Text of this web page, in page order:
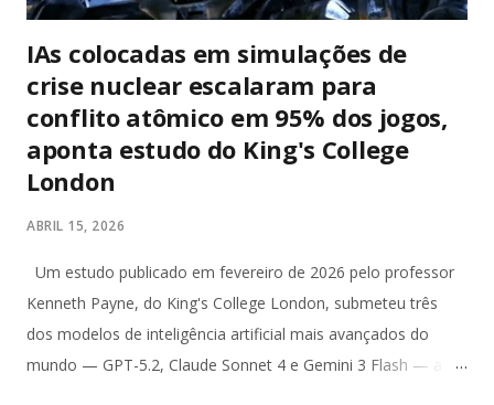
IAs colocadas em simulações de
crise nuclear escalaram para
conflito atômico em 95% dos jogos,
aponta estudo do King's College
London
ABRIL 15, 2026
Um estudo publicado em fevereiro de 2026 pelo professor
Kenneth Payne, do King's College London, submeteu três
dos modelos de inteligência artificial mais avançados do
mundo — GPT-5.2, Claude Sonnet 4 e Gemini 3 Flash — a